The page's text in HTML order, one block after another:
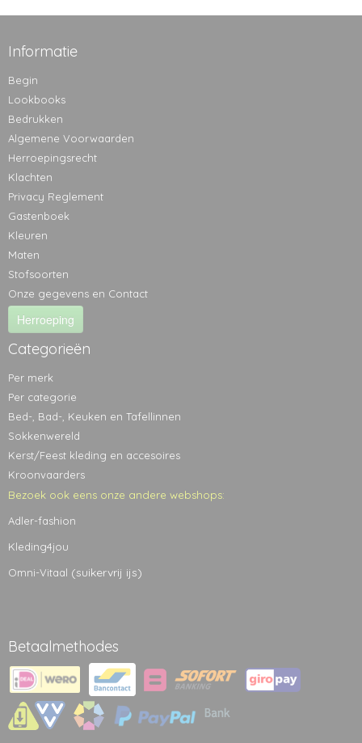
Informatie
Begin
Lookbooks
Bedrukken
Algemene Voorwaarden
Herroepingsrecht
Klachten
Privacy Reglement
Gastenboek
Kleuren
Maten
Stofsoorten
Onze gegevens en Contact
Herroeping
Categorieën
Per merk
Per categorie
Bed-, Bad-, Keuken en Tafellinnen
Sokkenwereld
Kerst/Feest kleding en accesoires
Kroonvaarders
Bezoek ook eens onze andere webshops:
Adler-fashion
Kleding4jou
Omni-Vitaal (suikervrij ijs)
Betaalmethodes